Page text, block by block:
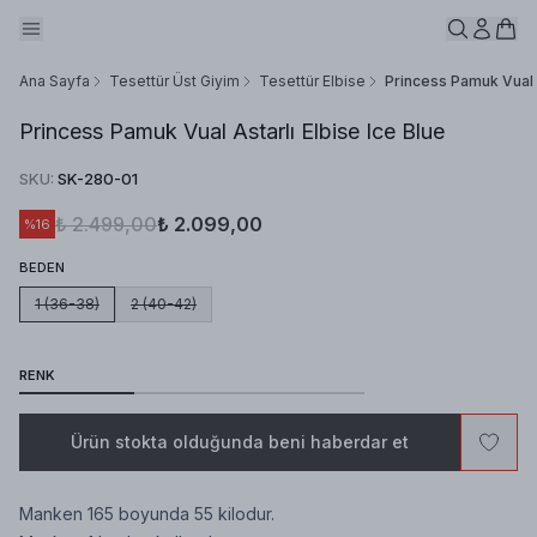
Ana Sayfa Tesettür Üst Giyim Tesettür Elbise Princess Pamuk
Princess Pamuk Vual Astarlı Elbise Ice Blue
SKU: SK-280-01
%16 ₺ 2.499,00₺ 2.099,00
BEDEN
1 (36-38) 2 (40-42)
RENK
Ürün stokta olduğunda beni haberdar et
Manken 165 boyunda 55 kilodur.